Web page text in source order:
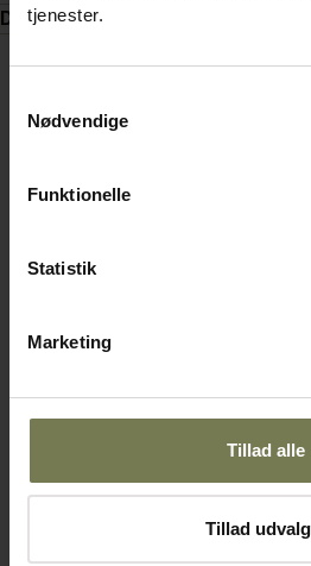
tjenester.
Nødvendige
Funktionelle
Statistik
Marketing
Tillad alle
Tillad
Dokumenter